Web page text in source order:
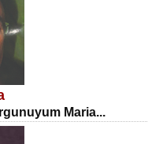
ARSLAN
Mahkemesi...
Maria...